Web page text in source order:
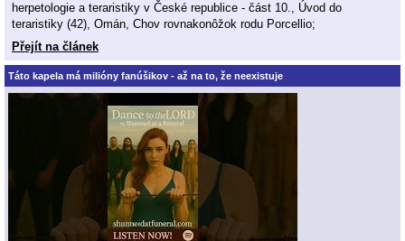
herpetologie a teraristiky v České republice - část 10., Úvod do
teraristiky (42), Omán, Chov rovnakonôžok rodu Porcellio;
Přejít na článek
Táto kapela má milióny fanúšikov - až na to, že neexistuje